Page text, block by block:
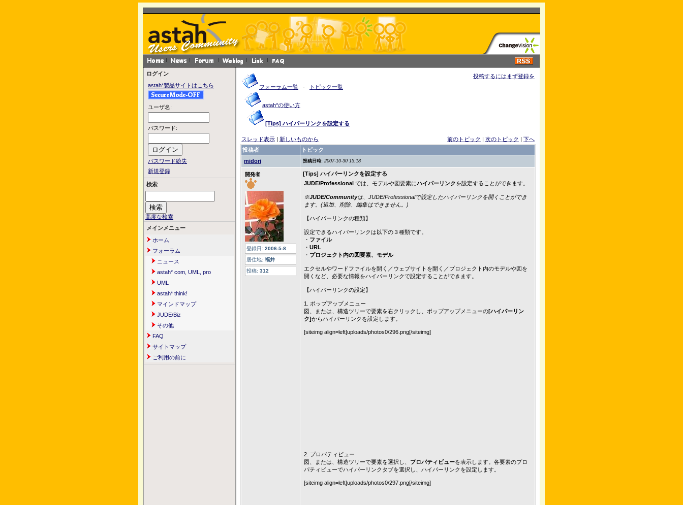
ログイン
astah*製品サイトはこちら
ユーザ名:
パスワード:
パスワード紛失
新規登録
検索
高度な検索
メインメニュー
ホーム
フォーラム
ニュース
astah* com, UML, pro
UML
astah* think!
マインドマップ
JUDE/Biz
その他
FAQ
サイトマップ
ご利用の前に
フォーラム一覧 - トピック一覧
astah*の使い方
[Tips] ハイパーリンクを設定する
投稿するにはまず登録を
スレッド表示 | 新しいものから 前のトピック | 次のトピック | 下へ
投稿者
トピック
midori
投稿日時: 2007-10-30 15:18
開発者
登録日: 2006-5-8
居住地: 福井
投稿: 312
[Tips] ハイパーリンクを設定する
JUDE/Professional では、モデルや図要素にハイパーリンクを設定することができます。
※JUDE/Communityは、JUDE/Professionalで設定したハイパーリンクを開くことができ
ます。(追加、削除、編集はできません。)
【ハイパーリンクの種類】
設定できるハイパーリンクは以下の３種類です。
・ ファイル
・ URL
・ プロジェクト内の図要素、モデル
エクセルやワードファイルを開く／ウェブサイトを開く／プロジェクト内のモデルや図を
開くなど、必要な情報をハイパーリンクで設定することができます。
【ハイパーリンクの設定】
1. ポップアップメニュー
図、または、構造ツリーで要素を右クリックし、ポップアップメニューの[ハイパーリン
ク]からハイパーリンクを設定します。
[siteimg align=left]uploads/photos0/296.png[/siteimg]
2. プロパティビュー
図、または、構造ツリーで要素を選択し、 プロパティビューを表示します。各要素のプロ
パティビューでハイパーリンクタブを選択し、ハイパーリンクを設定します。
[siteimg align=left]uploads/photos0/297.png[/siteimg]